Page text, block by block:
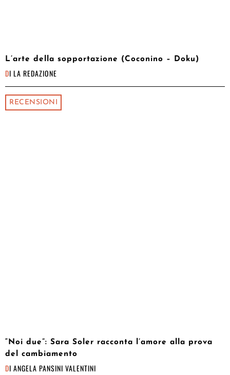
L’arte della sopportazione (Coconino – Doku)
DI LA REDAZIONE
RECENSIONI
“Noi due”: Sara Soler racconta l’amore alla prova
del cambiamento
DI ANGELA PANSINI VALENTINI